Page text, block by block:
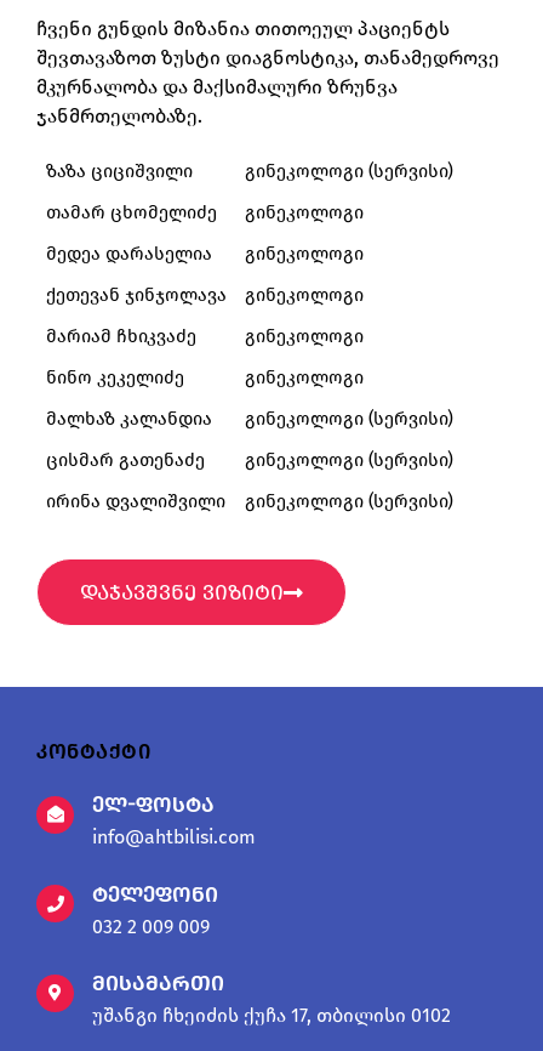
ჩვენი გუნდის მიზანია თითოეულ პაციენტს
შევთავაზოთ ზუსტი დიაგნოსტიკა, თანამედროვე
მკურნალობა და მაქსიმალური ზრუნვა
ჯანმრთელობაზე.
ზაზა ციციშვილი
გინეკოლოგი (სერვისი)
თამარ ცხომელიძე
გინეკოლოგი
მედეა დარასელია
გინეკოლოგი
ქეთევან ჯინჯოლავა
გინეკოლოგი
მარიამ ჩხიკვაძე
გინეკოლოგი
ნინო კეკელიძე
გინეკოლოგი
მალხაზ კალანდია
გინეკოლოგი (სერვისი)
ცისმარ გათენაძე
გინეკოლოგი (სერვისი)
ირინა დვალიშვილი
გინეკოლოგი (სერვისი)
დაჯავშვნე ვიზიტი
კონტაქტი
ელ-ფოსტა
info@ahtbilisi.com
ტელეფონი
032 2 009 009
მისამართი
უშანგი ჩხეიძის ქუჩა 17, თბილისი 0102